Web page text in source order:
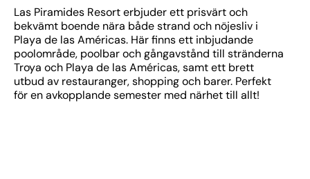
Las Piramides Resort erbjuder ett prisvärt och
bekvämt boende nära både strand och nöjesliv i
Playa de las Américas. Här finns ett inbjudande
poolområde, poolbar och gångavstånd till stränderna
Troya och Playa de las Américas, samt ett brett
utbud av restauranger, shopping och barer. Perfekt
för en avkopplande semester med närhet till allt!